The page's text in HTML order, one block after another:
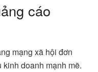
cáo
mạng xã hội đơn
kinh doanh mạnh mẽ.